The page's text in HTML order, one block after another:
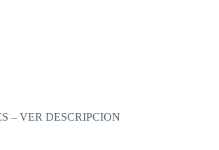
– VER DESCRIPCION